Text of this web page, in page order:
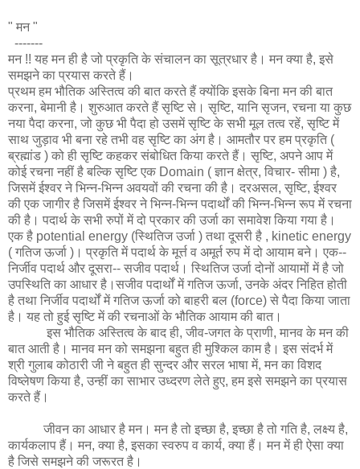
" मन "
-------
मन !! यह मन ही है जो प्रकृति के संचालन का सूत्रधार है। मन क्या है, इसे
समझने का प्रयास करते हैं।
प्रथम हम भौतिक अस्तित्व की बात करते हैं क्योंकि इसके बिना मन की बात
करना, बेमानी है। शुरुआत करते हैं सृष्टि से। सृष्टि, यानि सृजन, रचना या कुछ
नया पैदा करना, जो कुछ भी पैदा हो उसमें सृष्टि के सभी मूल तत्व रहें, सृष्टि में
साथ जुड़ाव भी बना रहे तभी वह सृष्टि का अंग है। आमतौर पर हम प्रकृति (
ब्रह्मांड ) को ही सृष्टि कहकर संबोधित किया करते हैं। सृष्टि, अपने आप में
कोई रचना नहीं है बल्कि सृष्टि एक Domain ( ज्ञान क्षेत्र, विचार- सीमा ) है,
जिसमें ईश्वर ने भिन्न-भिन्न अवयवों की रचना की है। दरअसल, सृष्टि, ईश्वर
की एक जागीर है जिसमें ईश्वर ने भिन्न-भिन्न पदार्थों की भिन्न-भिन्न रूप में रचना
की है। पदार्थ के सभी रुपों में दो प्रकार की उर्जा का समावेश किया गया है।
एक है potential energy (स्थितिज उर्जा ) तथा दूसरी है , kinetic energy
( गतिज ऊर्जा )। प्रकृति में पदार्थ के मूर्त्त व अमूर्त रुप में दो आयाम बने। एक--
निर्जीव पदार्थ और दूसरा-- सजीव पदार्थ। स्थितिज उर्जा दोनों आयामों में है जो
उपस्थिति का आधार है।सजीव पदार्थों में गतिज ऊर्जा, उनके अंदर निहित होती
है तथा निर्जीव पदार्थों में गतिज ऊर्जा को बाहरी बल (force) से पैदा किया जाता
है। यह तो हुई सृष्टि में की रचनाओं के भौतिक आयाम की बात।
इस भौतिक अस्तित्व के बाद ही, जीव-जगत के प्राणी, मानव के मन की
बात आती है। मानव मन को समझना बहुत ही मुश्किल काम है। इस संदर्भ में
श्री गुलाब कोठारी जी ने बहुत ही सुन्दर और सरल भाषा में, मन का विशद
विष्लेषण किया है, उन्हीं का साभार उध्दरण लेते हुए, हम इसे समझने का प्रयास
करते हैं।
जीवन का आधार है मन। मन है तो इच्छा है, इच्छा है तो गति है, लक्ष्य है,
कार्यकलाप हैं। मन, क्या है, इसका स्वरुप व कार्य, क्या हैं। मन में ही ऐसा क्या
है जिसे समझने की जरूरत है।